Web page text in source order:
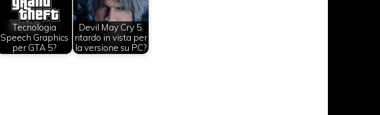
Tecnologia
Speech Graphics
per GTA 5?
Devil May Cry 5,
ritardo in vista per
la versione su PC?